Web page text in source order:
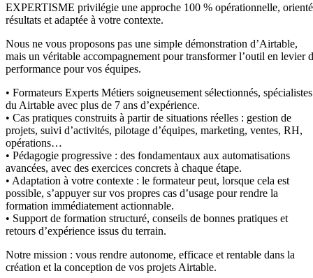
EXPERTISME privilégie une approche 100 % opérationnelle,
résultats et adaptée à votre contexte.
Nous ne vous proposons pas une simple démonstration d’Airtable,
mais un véritable accompagnement pour transformer l’outil en levier
performance pour vos équipes.
• Formateurs Experts Métiers soigneusement sélectionnés, spécialistes
du Airtable avec plus de 7 ans d’expérience.
• Cas pratiques construits à partir de situations réelles : gestion de
projets, suivi d’activités, pilotage d’équipes, marketing, ventes, RH,
opérations…
• Pédagogie progressive : des fondamentaux aux automatisations
avancées, avec des exercices concrets à chaque étape.
• Adaptation à votre contexte : le formateur peut, lorsque cela est
possible, s’appuyer sur vos propres cas d’usage pour rendre la
formation immédiatement actionnable.
• Support de formation structuré, conseils de bonnes pratiques et
retours d’expérience issus du terrain.
Notre mission : vous rendre autonome, efficace et rentable dans la
création et la conception de vos projets Airtable.